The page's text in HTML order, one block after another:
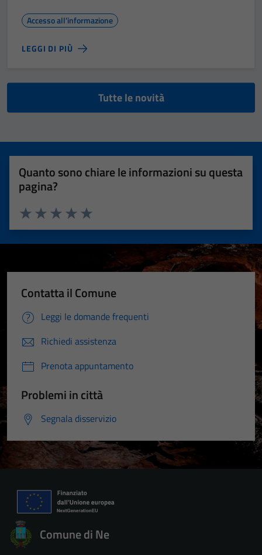
Accesso all'informazione
LEGGI DI PIÙ
Tutte le novità
Quanto sono chiare le informazioni su questa
pagina?
Valuta 5 stelle su 5
Valuta 4 stelle su 5
Valuta 3 stelle su 5
Valuta 2 stelle su 5
Valuta 1 stelle su 5
Contatta il Comune
Leggi le domande frequenti
Richiedi assistenza
Prenota appuntamento
Problemi in città
Segnala disservizio
Comune di Ne